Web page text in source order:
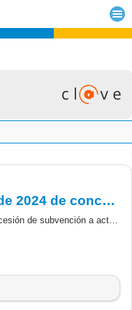
Orden de 7 de noviembre de 2024 de concesión de subvención a actuaciones de formación para la incorporación de talento (proyecto Diginnova) ejercicio 2024, cofinanciada por la Unión Europea a través del FSE+ 2021-2027
Orden de 7 de noviembre de 2024 de concesión de subvención a actuaciones de formación para la incorporación de talento a empresas y centros de investigación de Canarias (proyecto Diginnova), ejercicio 2024, cofinanciada por la UE, FSE+ 2021-2027